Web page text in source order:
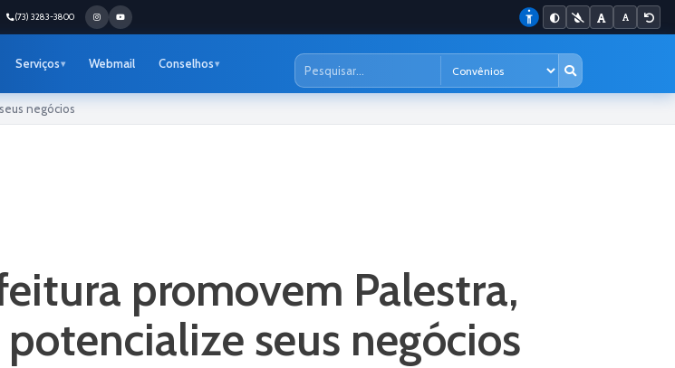
(73) 3283-3800
Serviços Webmail Conselhos
negócios
promovem Palestra,
seus negócios